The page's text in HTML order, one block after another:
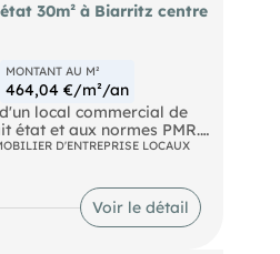
30m² à Biarritz centre
MONTANT AU M²
464,04 €/m²/an
local commercial de
état et aux normes PMR.
,vous
d'un espace plus
du stockage, un coin
Loyer mensuel/HT/HC:
HAI: 79 840€
D'ENTREPRISE LOCAUX
Voir le détail